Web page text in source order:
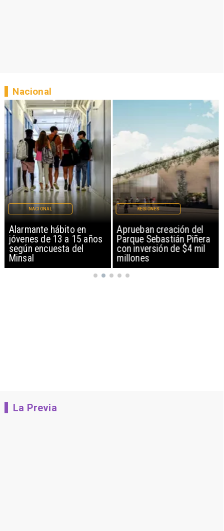
Alarmante hábito en
jóvenes de 13 a 15 años
según encuesta del
Minsal
NACIONAL
Aprueban creación del
Parque Sebastián Piñera
con inversión de $4 mil
millones
REGIONES
Nacional
La Previa